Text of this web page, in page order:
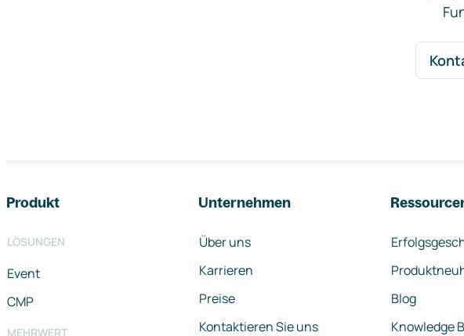
Produkt
LÖSUNGEN
Event
CMP
MEHRWERT
Unternehmen
Über uns
Karrieren
Preise
Kontaktieren Sie uns
Blog
Knowledge